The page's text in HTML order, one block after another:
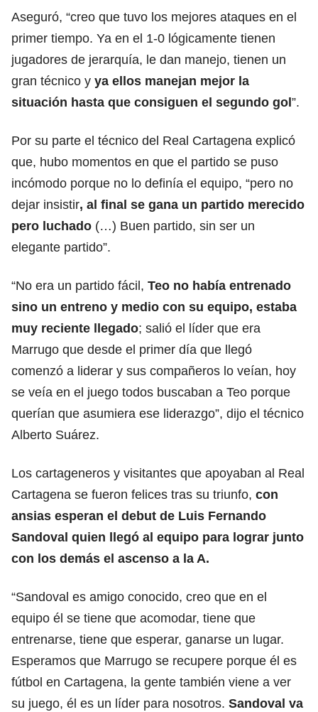
Aseguró, “creo que tuvo los mejores ataques en el
primer tiempo. Ya en el 1-0 lógicamente tienen
jugadores de jerarquía, le dan manejo, tienen un
gran técnico y ya ellos manejan mejor la
situación hasta que consiguen el segundo gol”.
Por su parte el técnico del Real Cartagena explicó
que, hubo momentos en que el partido se puso
incómodo porque no lo definía el equipo, “pero no
dejar insistir, al final se gana un partido merecido
pero luchado (…) Buen partido, sin ser un
elegante partido”.
“No era un partido fácil, Teo no había entrenado
sino un entreno y medio con su equipo, estaba
muy reciente llegado; salió el líder que era
Marrugo que desde el primer día que llegó
comenzó a liderar y sus compañeros lo veían, hoy
se veía en el juego todos buscaban a Teo porque
querían que asumiera ese liderazgo”, dijo el técnico
Alberto Suárez.
Los cartageneros y visitantes que apoyaban al Real
Cartagena se fueron felices tras su triunfo, con
ansias esperan el debut de Luis Fernando
Sandoval quien llegó al equipo para lograr junto
con los demás el ascenso a la A.
“Sandoval es amigo conocido, creo que en el
equipo él se tiene que acomodar, tiene que
entrenarse, tiene que esperar, ganarse un lugar.
Esperamos que Marrugo se recupere porque él es
fútbol en Cartagena, la gente también viene a ver
su juego, él es un líder para nosotros. Sandoval va